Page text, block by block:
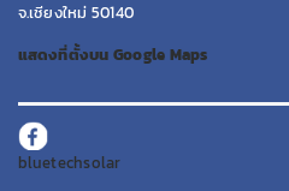
จ.เชียงใหม่ 50140
แสดงที่ตั้งบน Google Maps
bluetechsolar